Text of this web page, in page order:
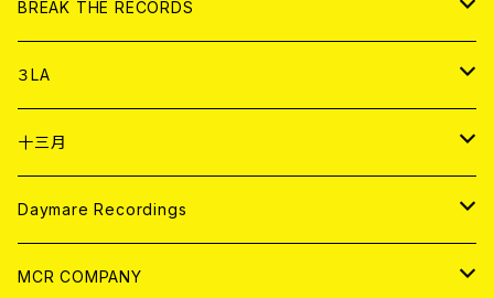
書籍
DIGITAL CONTENTS
アナログ
CD
アナログ
BREAK THE RECORDS
CD
ANALOG
アパレル
３LA
CD
ANALOG
十三月
CD
ANALOG
Daymare Recordings
CD
MCR COMPANY